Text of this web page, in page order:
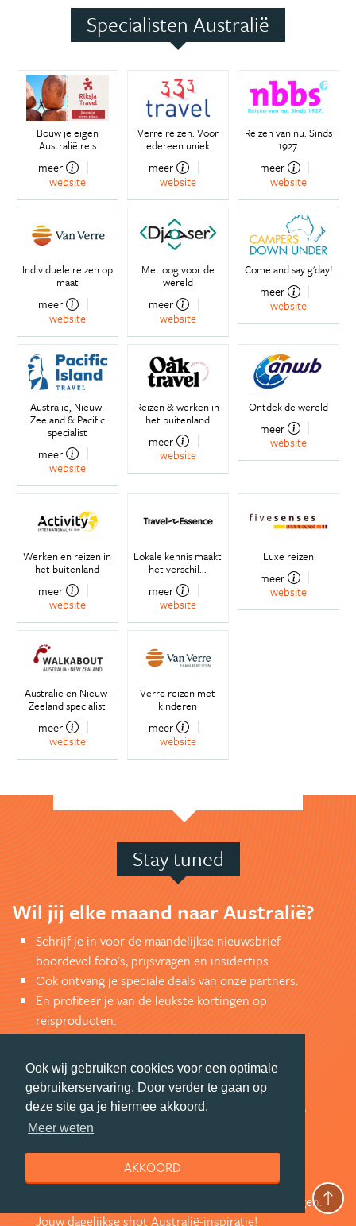
Ook wij gebruiken cookies voor een optimale
gebruikerservaring. Door verder te gaan op
deze site ga je hiermee akkoord.
Meer weten
AKKOORD
Specialisten Australië
Bouw je eigen
Australië reis
meer
website
Verre reizen. Voor
iedereen uniek.
meer
website
Reizen van nu. Sinds
1927.
meer
website
Individuele reizen op
maat
meer
website
Met oog voor de
wereld
meer
website
Come and say g'day!
meer
website
Australië, Nieuw-
Zeeland & Pacific
specialist
meer
website
Reizen & werken in
het buitenland
meer
website
Ontdek de wereld
meer
website
Werken en reizen in
het buitenland
meer
website
Lokale kennis maakt
het verschil...
meer
website
Luxe reizen
meer
website
Australië en Nieuw-
Zeeland specialist
meer
website
Verre reizen met
kinderen
meer
website
Stay tuned
Wil jij elke maand naar Australië?
Schrijf je in voor de maandelijkse nieuwsbrief
boordevol foto's, prijsvragen en insidertips.
Ook ontvang je speciale deals van onze partners.
En profiteer je van de leukste kortingen op
reisproducten.
En wil je als eerste op de hoogte
zijn?
Volg ons op Facebook voor exclusieve Australië-
aanbiedingen en de leukste updates uit Australië.
Bekijk de mooiste foto's en doe mee met prijsvragen.
Jouw dagelijkse shot Australië-inspiratie!